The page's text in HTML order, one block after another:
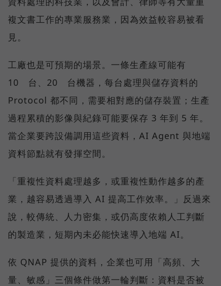
複文書工作的專業服務業，因為效益較容易被看
見。
工廠也是可預期的場景。一條生產線可能有
10 台、20 台機器，每台處理與儲存資料的
Protocol 都不同，需要相對應的儲存裝置；生產
過程累積的影像與紀錄可能要保存 3 年到 5 年。
當企業要跨設備調用這些資料，AI Agent 與地端
資料節點就有發揮空間。
「重複性資料處理越多，或重複性動作越多的產
業，越容易透過導入 AI 提高工作效率。」反過來
說，較傳統、人力密集，或仍高度依賴人工判斷
的製造業，短期內未必能快速導入地端 AI。
依 QNAP 提供的資料，企業也可用「高頻、大
量、敏感」三個條件做第一輪判斷：資料是否被